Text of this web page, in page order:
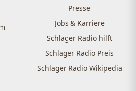
Presse
Jobs & Karriere
Schlager Radio hilft
Schlager Radio Preis
Schlager Radio Wikipedia